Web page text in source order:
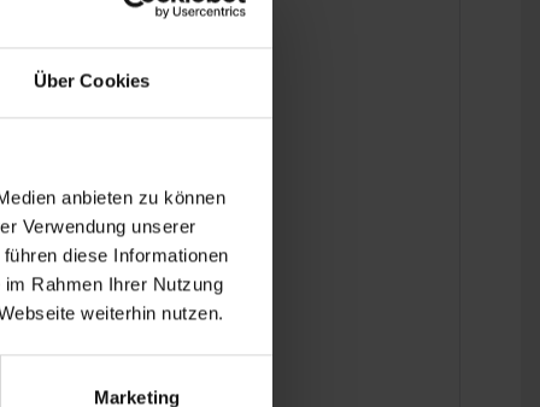
Über Cookies
anbieten zu können
Verwendung unserer
diese Informationen
Rahmen Ihrer Nutzung
weiterhin nutzen.
Marketing